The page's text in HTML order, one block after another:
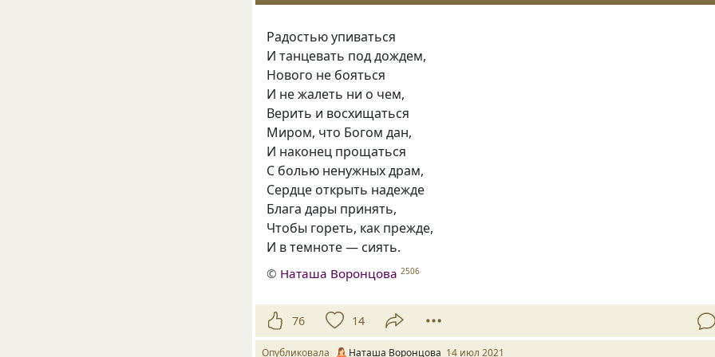
Радостью упиваться
И танцевать под дождем,
Нового не бояться
И не жалеть ни о чем,
Верить и восхищаться
Миром, что Богом дан,
И наконец прощаться
С болью ненужных драм,
Сердце открыть надежде
Блага дары принять,
Чтобы гореть, как прежде,
И в темноте — сиять.
© Наташа Воронцова 2506
76 14
Опубликовала Наташа Воронцова 14 июл 2021